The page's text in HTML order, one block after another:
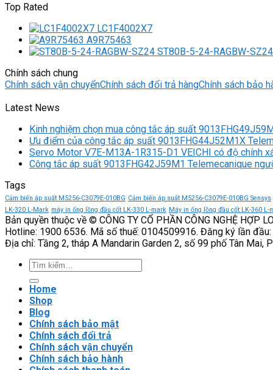
Top Rated
LC1F4002X7
A9R75463
ST80B-5-24-RAGBW-SZ24
Chính sách chung
Chính sách vận chuyểnChính sách đổi trả hàngChính sách bảo
Latest News
Kinh nghiệm chọn mua công tắc áp suất
Ưu điểm của công tắc áp suất 9013FHG44J52M1X
Servo Motor V7E-M13A-1R315-D1 VEICHI có độ chính
Công tắc áp suất 9013FHG42J59M1 Telemecanique
Tags
Cảm biến áp suất M5256-C3079E-010BG Cảm biến áp suất M5256-C3079E-010BG Sensys
LK-320 L-Mark máy in ống lồng đầu cốt LK-330 L-mark Máy in ống lồng đầu cốt LK-360 L-
Bản quyền thuộc về © CÔNG TY CỔ PHẦN CÔNG NGHỆ HỢP
Hotline: 1900 6536. Mã số thuế: 0104509916. Đăng ký lần
Địa chỉ: Tầng 2, tháp A Mandarin Garden 2, số 99 phố Tân Mai,
Tìm
kiếm:
Home
Shop
Blog
Chính sách bảo mật
Chính sách đổi trả
Chính sách vận chuyển
Chính sách bảo hành